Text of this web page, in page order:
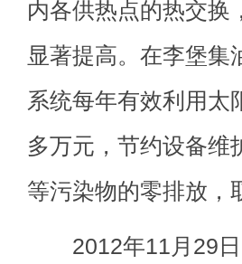
内各供热点的热交换
显著提高。在李堡集
系统每年有效利用太
多万元，节约设备维
等污染物的零排放，
2012年11月29日